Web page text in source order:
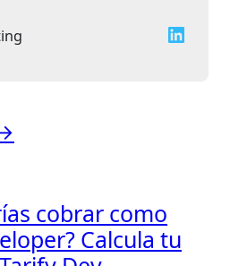
LinkedIn
cobrar como
Calcula tu